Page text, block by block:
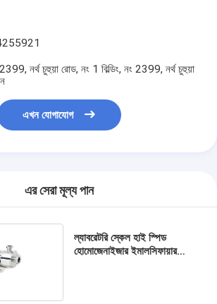
2399, নর্থ চুহুয়া রোড, নং 1 বিল্ডিং, নং 2399, নর্থ চুহুয়া
এখন যোগাযোগ
এর সেরা মূল্য পান
ল্যাবরেটরি স্কেল হাই স্পিড
হোমোজেনাইজার ইমালসিফায়ার